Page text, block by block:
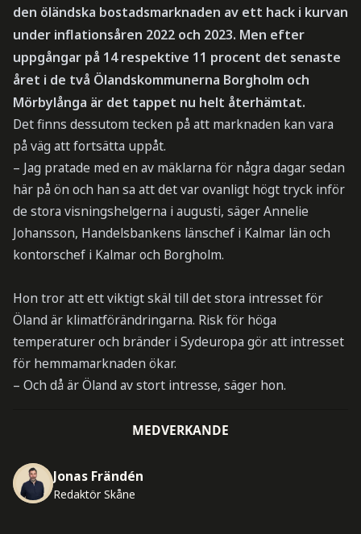
den öländska bostadsmarknaden av ett hack i kurvan
under inflationsåren 2022 och 2023. Men efter
uppgångar på 14 respektive 11 procent det senaste
året i de två Ölandskommunerna Borgholm och
Mörbylånga är det tappet nu helt återhämtat.
Det finns dessutom tecken på att marknaden kan vara
på väg att fortsätta uppåt.
– Jag pratade med en av mäklarna för några dagar sedan
här på ön och han sa att det var ovanligt högt tryck inför
de stora visningshelgerna i augusti, säger Annelie
Johansson, Handelsbankens länschef i Kalmar län och
kontorschef i Kalmar och Borgholm.
Hon tror att ett viktigt skäl till det stora intresset för
Öland är klimatförändringarna. Risk för höga
temperaturer och bränder i Sydeuropa gör att intresset
för hemmamarknaden ökar.
– Och då är Öland av stort intresse, säger hon.
MEDVERKANDE
Jonas Frändén
Redaktör Skåne